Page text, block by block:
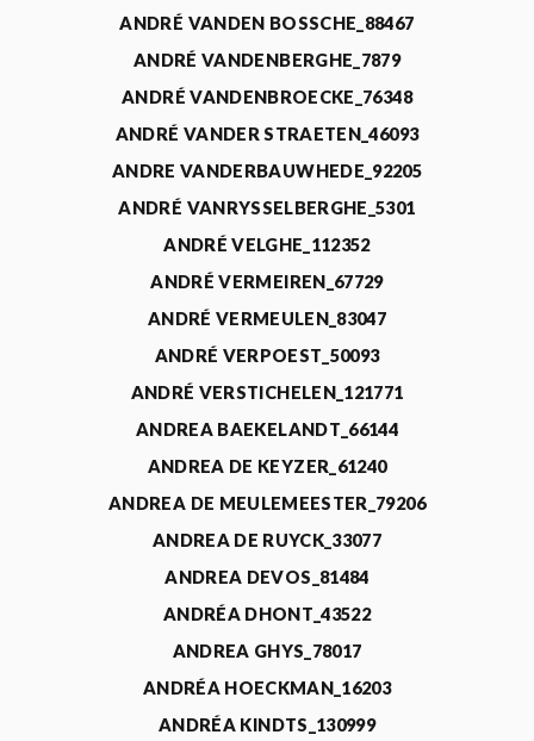
ANDRÉ VANDEN BOSSCHE_88467
ANDRÉ VANDENBERGHE_7879
ANDRÉ VANDENBROECKE_76348
ANDRÉ VANDER STRAETEN_46093
ANDRE VANDERBAUWHEDE_92205
ANDRÉ VANRYSSELBERGHE_5301
ANDRÉ VELGHE_112352
ANDRÉ VERMEIREN_67729
ANDRÉ VERMEULEN_83047
ANDRÉ VERPOEST_50093
ANDRÉ VERSTICHELEN_121771
ANDREA BAEKELANDT_66144
ANDREA DE KEYZER_61240
ANDREA DE MEULEMEESTER_79206
ANDREA DE RUYCK_33077
ANDREA DEVOS_81484
ANDRÉA DHONT_43522
ANDREA GHYS_78017
ANDRÉA HOECKMAN_16203
ANDRÉA KINDTS_130999